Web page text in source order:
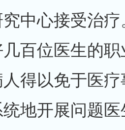
中心接受治
百位医生的
得以免于医
地开展问题